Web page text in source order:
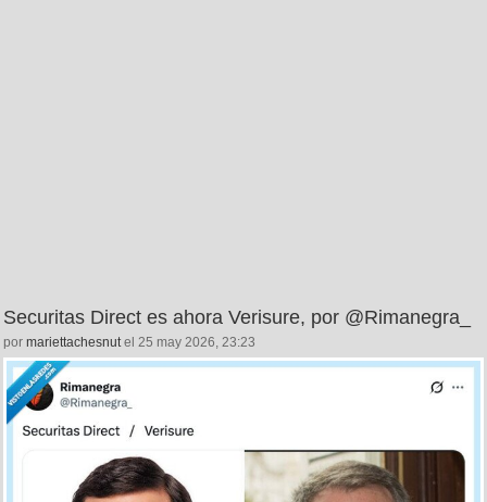
Securitas Direct es ahora Verisure, por @Rimanegra_
por mariettachesnutel 25 may 2026, 23:23